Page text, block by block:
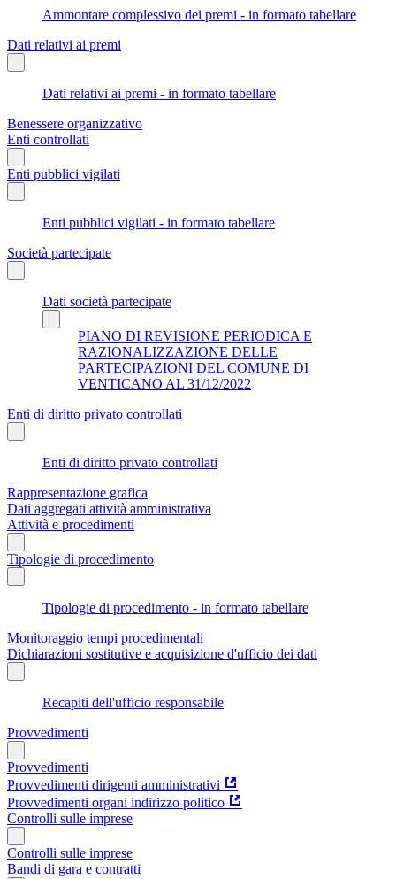
Ammontare complessivo dei premi - in formato tabellare
Dati relativi ai premi
Dati relativi ai premi - in formato tabellare
Benessere organizzativo
Enti controllati
Enti pubblici vigilati
Enti pubblici vigilati - in formato tabellare
Società partecipate
Dati società partecipate
PIANO DI REVISIONE PERIODICA E
RAZIONALIZZAZIONE DELLE
PARTECIPAZIONI DEL COMUNE DI
VENTICANO AL 31/12/2022
Enti di diritto privato controllati
Enti di diritto privato controllati
Rappresentazione grafica
Dati aggregati attività amministrativa
Attività e procedimenti
Tipologie di procedimento
Tipologie di procedimento - in formato tabellare
Monitoraggio tempi procedimentali
Dichiarazioni sostitutive e acquisizione d'ufficio dei dati
Recapiti dell'ufficio responsabile
Provvedimenti
Provvedimenti
Provvedimenti dirigenti amministrativi
Provvedimenti organi indirizzo politico
Controlli sulle imprese
Controlli sulle imprese
Bandi di gara e contratti